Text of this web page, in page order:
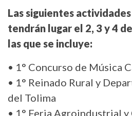
Las siguientes
tendrán lugar el 2, 3 y 4
las que se incluye:
• 1° Concurso de Música
• 1° Reinado Rural y
del Tolima
• 1° Feria Agroindustrial